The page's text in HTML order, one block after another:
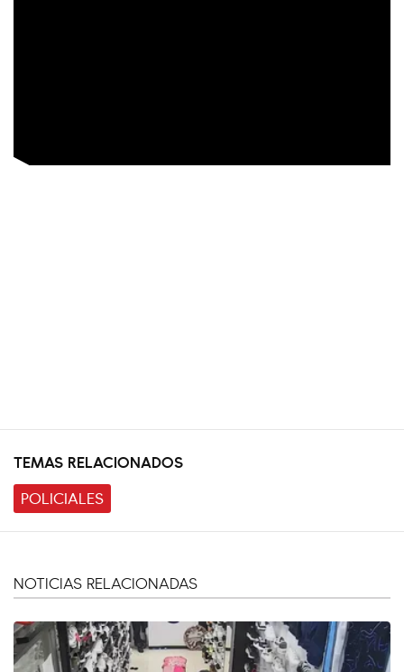
TEMAS RELACIONADOS
POLICIALES
NOTICIAS RELACIONADAS